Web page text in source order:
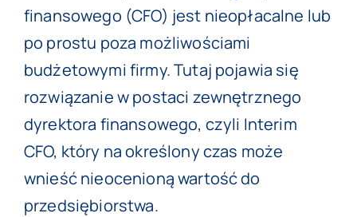
finansowego (CFO) jest nieopłacalne lub
po prostu poza możliwościami
budżetowymi firmy. Tutaj pojawia się
rozwiązanie w postaci zewnętrznego
dyrektora finansowego, czyli Interim
CFO, który na określony czas może
wnieść nieocenioną wartość do
przedsiębiorstwa.